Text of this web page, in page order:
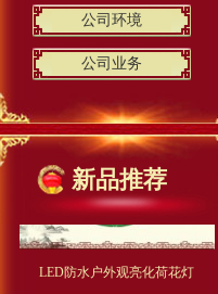
公司环境
公司业务
新品推荐
荷花灯系列